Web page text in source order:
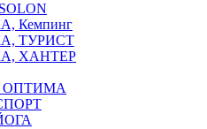
Кемпинг
ТУРИСТ
ХАНТЕР
ОПТИМА